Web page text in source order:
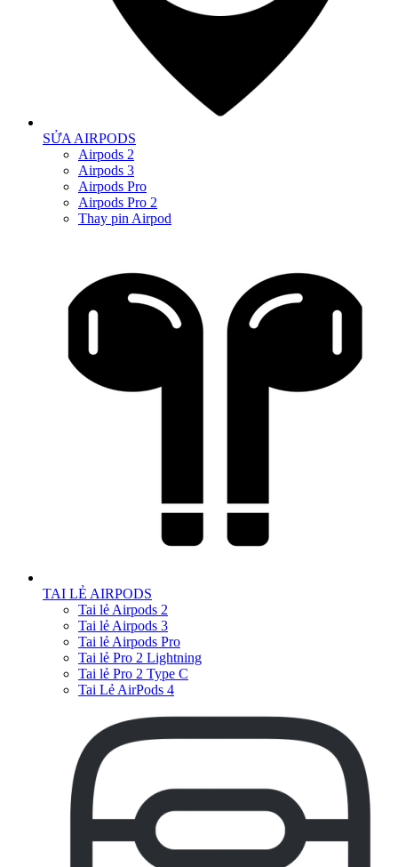
SỬA AIRPODS
Airpods 2
Airpods 3
Airpods Pro
Airpods Pro 2
Thay pin Airpod
TAI LẺ AIRPODS
Tai lẻ Airpods 2
Tai lẻ Airpods 3
Tai lẻ Airpods Pro
Tai lẻ Pro 2 Lightning
Tai lẻ Pro 2 Type C
Tai Lẻ AirPods 4